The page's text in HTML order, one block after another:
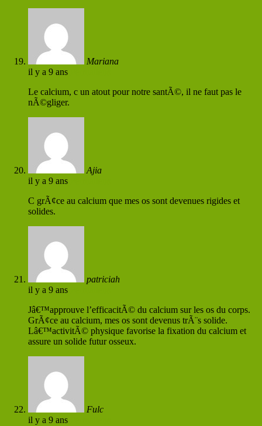
Mariana
il y a 9 ans
Le calcium, c un atout pour notre santÃ©, il ne faut pas le
nÃ©gliger.
Ajia
il y a 9 ans
C grÃ¢ce au calcium que mes os sont devenues rigides et
solides.
patriciah
il y a 9 ans
Jâ€™approuve l’efficacitÃ© du calcium sur les os du corps.
GrÃ¢ce au calcium, mes os sont devenus trÃ¨s solide.
Lâ€™activitÃ© physique favorise la fixation du calcium et
assure un solide futur osseux.
Fulc
il y a 9 ans